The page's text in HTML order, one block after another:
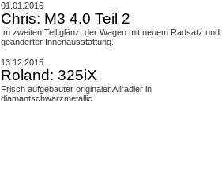
01.01.2016
Chris: M3 4.0 Teil 2
Im zweiten Teil glänzt der Wagen mit neuem Radsatz und
geänderter Innenausstattung.
13.12.2015
Roland: 325iX
Frisch aufgebauter originaler Allradler in
diamantschwarzmetallic.